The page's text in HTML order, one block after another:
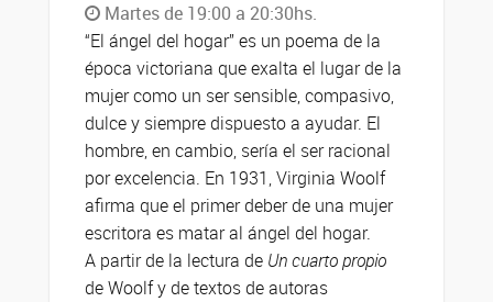
Martes de 19:00 a 20:30hs.
“El ángel del hogar” es un poema de la
época victoriana que exalta el lugar de la
mujer como un ser sensible, compasivo,
dulce y siempre dispuesto a ayudar. El
hombre, en cambio, sería el ser racional
por excelencia. En 1931, Virginia Woolf
afirma que el primer deber de una mujer
escritora es matar al ángel del hogar.
A partir de la lectura de Un cuarto propio
de Woolf y de textos de autoras